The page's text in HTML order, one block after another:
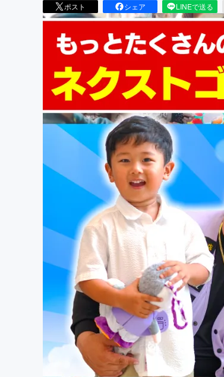
ポスト シェア LINEで送る